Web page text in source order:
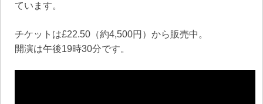
ています。
チケットは£22.50（約4,500円）から販売中。
開演は午後19時30分です。